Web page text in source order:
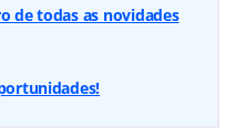
de todas as novidades